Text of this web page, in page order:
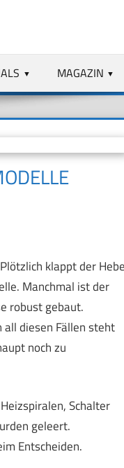
MAGAZIN
klappt der
Manchmal ist der
robust gebaut.
diesen Fällen steht
noch zu
Schalter
geleert.
Entscheiden.